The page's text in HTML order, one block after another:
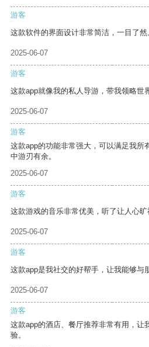
游客
这款软件的界面设计非常简洁，一目了然
2025-06-07
游客
这款app就像我的私人导游，带我领略世
2025-06-07
游客
这款app的功能非常强大，可以满足我所
中游刃有余。
2025-06-07
游客
这款游戏的音乐非常优美，听了让人心旷
2025-06-07
游客
这款app是我社交的好帮手，让我能够与
2025-06-07
游客
这款app的酒店、餐厅推荐非常有用，让
验。